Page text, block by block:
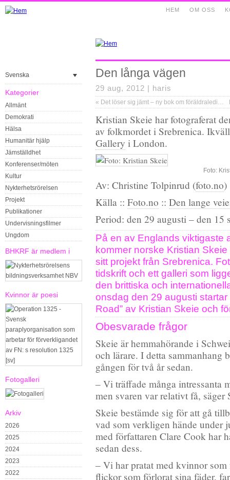
OM OSS
HEM
Svenska
Kategorier
Allmänt
Demokrati
Hälsa
Humanitär hjälp
Jämställdhet
Konferenser/möten
Kultur
Nykterhetsrörelsen
Projekt
Publikationer
Undervisningsfilmer
Ungdom
BHKRF är medlem i
Kvinnor är poesi
Fotogalleri
Arkiv
2026
2025
2024
2023
2022
Den långa vägen
29 aug, 2012 | haris
« Det löser sig jämt – ny bok om föräldraledighet och jämställdhet i vardagen
Kristian Skeie har fotograferat
av folkmordet i Srebrenica.
Gallery i London.
Foto:
Av: Christine Tolpinrud (foto.no)
Källa :: Foto.no :: Den lange
Period: den 29 augusti – den 15
På en av Englands viktigaste
kommer norske Kristian
sitt projekt från Srebrenica.
tidskrift och ett galleri som
den brittiska och
onsdag den 29 augusti
Road” av Kristian Skeie och
Obesvarade frågor
Skeie är hemmahörande i
och lärare. I detta sammanhang
gången för två år sedan.
– Vi träffade många intressanta
men svaren var relativt få,
Skeie bestämde sig för att gå
vad som verkligen hände under
med författaren Clare Cook har
sedan dess.
– Vi har pratat med kvinnor
flickor som förlorat sina fäder,